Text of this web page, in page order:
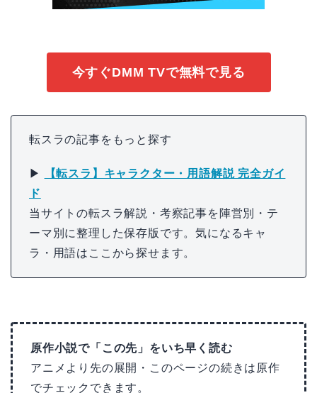
今すぐDMM TVで無料で見る
転スラの記事をもっと探す
▶
【転スラ】キャラクター・用語解説 完全ガイ
ド
当サイトの転スラ解説・考察記事を陣営別・テ
ーマ別に整理した保存版です。気になるキャ
ラ・用語はここから探せます。
原作小説で「この先」をいち早く読む
アニメより先の展開・このページの続きは原作
でチェックできます。